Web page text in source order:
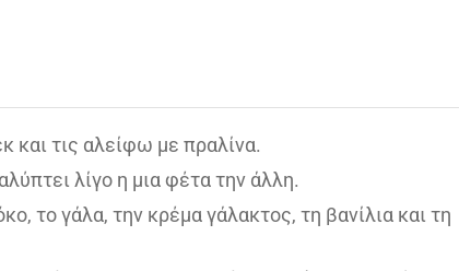
και τις αλείφω με πραλίνα.
λίγο η μια φέτα την άλλη.
το γάλα, την κρέμα γάλακτος, τη βανίλια και τη